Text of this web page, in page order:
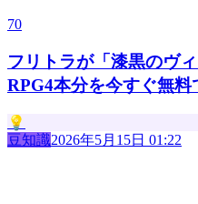
70
フリトラが「漆黒のヴ
RPG4本分を今すぐ無料
💡
豆知識2026年5月15日 01:22